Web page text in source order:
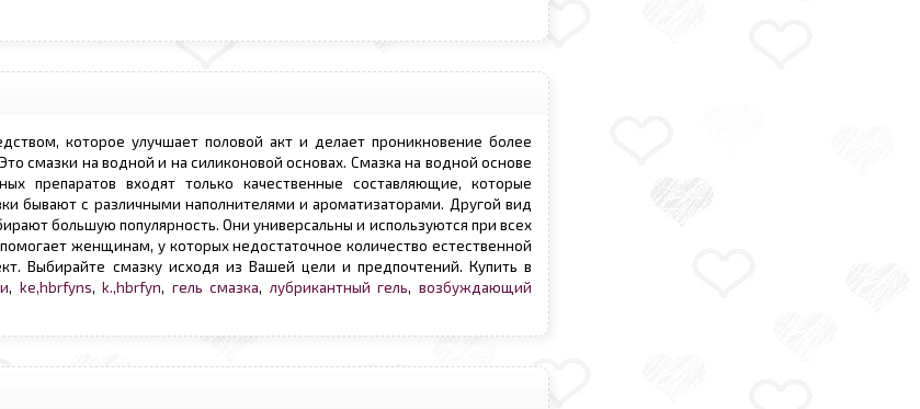
которое улучшает половой акт и делает проникновение более
смазки на водной и на силиконовой основах. Смазка на водной основе
препаратов входят только качественные составляющие, которые
бывают с различными наполнителями и ароматизаторами. Другой вид
большую популярность. Они универсальны и используются при всех
женщинам, у которых недостаточное количество естественной
Выбирайте смазку исходя из Вашей цели и предпочтений. Купить в
, ke,hbrfyns,k.,hbrfyn, гель смазка, лубрикантный гель,возбуждающий